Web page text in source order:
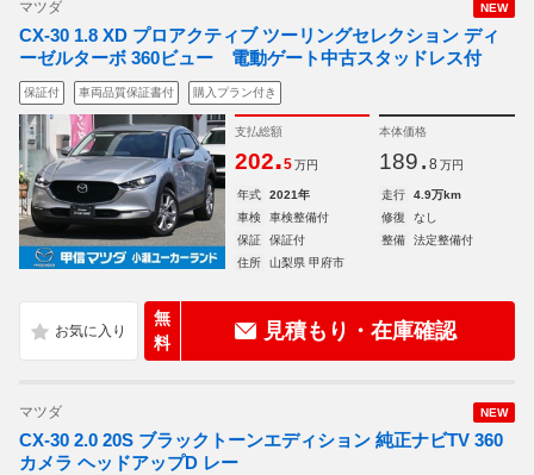
NEW
マツダ
CX-30 1.8 XD プロアクティブ ツーリングセレクション ディ
ーゼルターボ 360ビュー 電動ゲート中古スタッドレス付
保証付 車両品質保証書付 購入プラン付き
支払総額
202.5 万円
本体価格
189. 8 万円
年式 2021年 走行
4.9万km
車検
車検整備付 修復
なし
保証
保証付 整備
法定整備付
住所
山梨県 甲府市
無
料
見積もり・在庫確認
NEW
マツダ
CX-30 2.0 20S ブラックトーンエディション 純正ナビTV 360
カメラ ヘッドアップD レー